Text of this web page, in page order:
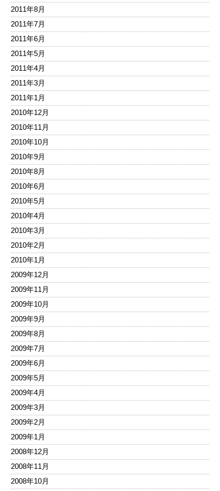
2011年8月
2011年7月
2011年6月
2011年5月
2011年4月
2011年3月
2011年1月
2010年12月
2010年11月
2010年10月
2010年9月
2010年8月
2010年6月
2010年5月
2010年4月
2010年3月
2010年2月
2010年1月
2009年12月
2009年11月
2009年10月
2009年9月
2009年8月
2009年7月
2009年6月
2009年5月
2009年4月
2009年3月
2009年2月
2009年1月
2008年12月
2008年11月
2008年10月